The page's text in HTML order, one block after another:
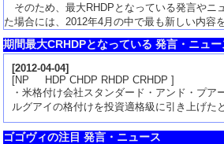
そのため、最大RHDPとなっている発言やニ
た場合には、2012年4月の中で最も新しい内容
期間最大CRHDPとなっている 発言・ニュー
[2012-04-04]
[NP HDP CHDP RHDP CRHDP ]
・米格付け会社スタンダード・アンド・プア
ルグアイの格付けを投資適格級に引き上げた
ゴゴヴィの注目 発言・ニュース